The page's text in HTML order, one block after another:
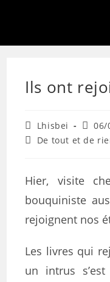
Ils ont
Lhisbei
06/
De tout et de
Hier, visite
bouquiniste
rejoignent nos
Les livres qui
un intrus